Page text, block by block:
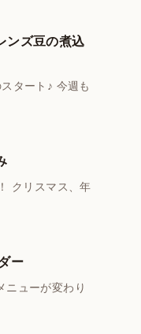
ンズ豆の煮込
タート♪ 今週も
クリスマス、年
ー
ニューが変わり